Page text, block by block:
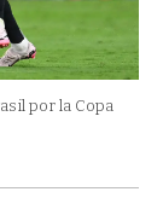
por la Copa